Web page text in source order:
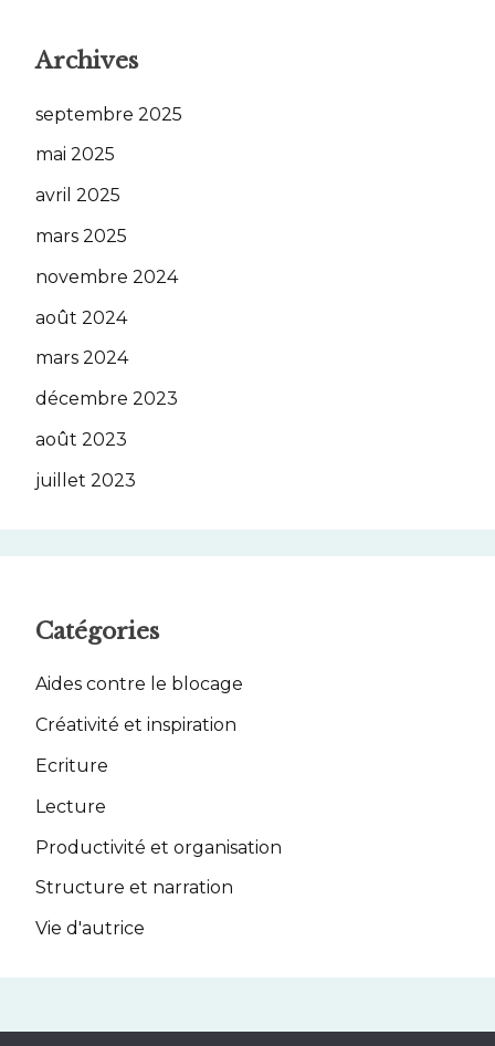
Archives
septembre 2025
mai 2025
avril 2025
mars 2025
novembre 2024
août 2024
mars 2024
décembre 2023
août 2023
juillet 2023
Catégories
Aides contre le blocage
Créativité et inspiration
Ecriture
Lecture
Productivité et organisation
Structure et narration
Vie d'autrice